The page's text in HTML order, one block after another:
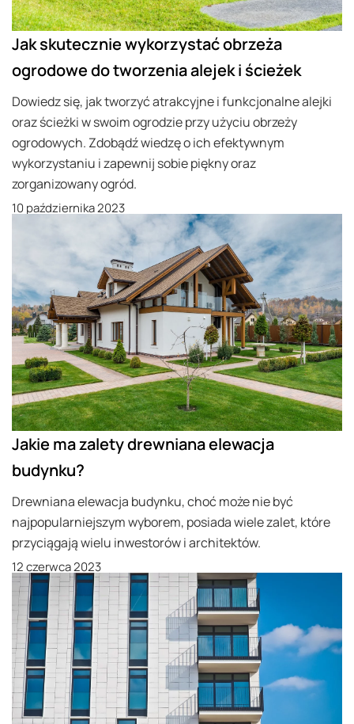
Jak skutecznie wykorzystać obrzeża
ogrodowe do tworzenia alejek i ścieżek
Dowiedz się, jak tworzyć atrakcyjne i funkcjonalne alejki
oraz ścieżki w swoim ogrodzie przy użyciu obrzeży
ogrodowych. Zdobądź wiedzę o ich efektywnym
wykorzystaniu i zapewnij sobie piękny oraz
zorganizowany ogród.
10 października 2023
Jakie ma zalety drewniana elewacja
budynku?
Drewniana elewacja budynku, choć może nie być
najpopularniejszym wyborem, posiada wiele zalet, które
przyciągają wielu inwestorów i architektów.
12 czerwca 2023